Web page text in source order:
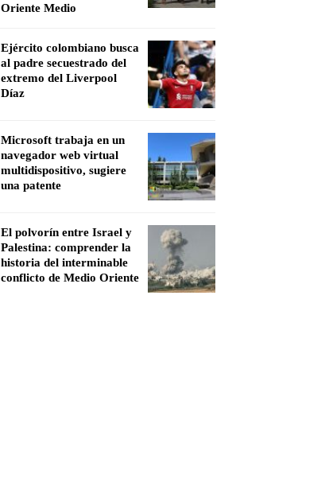
Oriente Medio
Ejército colombiano busca
al padre secuestrado del
extremo del Liverpool
Díaz
Microsoft trabaja en un
navegador web virtual
multidispositivo, sugiere
una patente
El polvorín entre Israel y
Palestina: comprender la
historia del interminable
conflicto de Medio Oriente